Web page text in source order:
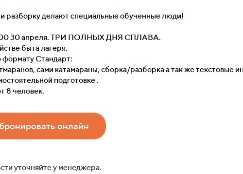
делают специальные обученные люди!
30 апреля. ТРИ ПОЛНЫХ ДНЯ СПЛАВА.
быта лагеря.
формату Стандарт:
сами катамараны, сборка/разборка а так же текстовые
подготовке .
8 человек.
онлайн
уточняйте у менеджера.